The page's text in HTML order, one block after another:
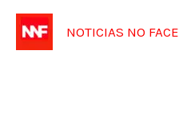
para
NOTICIAS NO FACE